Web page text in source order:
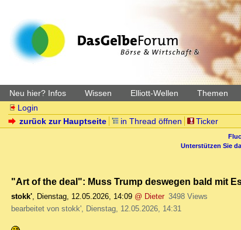
Neu hier? Infos Wissen Elliott-Wellen Themen
Login
zurück zur Hauptseite
in Thread öffnen Ticker
Unterstützen Sie
"Art of the deal": Muss Trump deswegen bald mit
stokk', Dienstag, 12.05.2026, 14:09 @ Dieter 3498 Views
bearbeitet von stokk', Dienstag, 12.05.2026, 14:31